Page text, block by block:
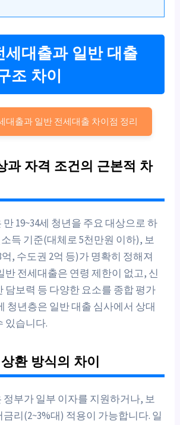
세대출과 일반 대출
조 차이
대출과 일반 전세대출 차이점 정리
과 자격 조건의 근본적 차
19~34세 청년을 주요 대상으로 하
득 기준(대체로 5천만원 이하), 보
, 수도권 2억 등)가 명확히 정해져
반 전세대출은 연령 제한이 없고, 신
담보력 등 다양한 요소를 종합 평가
청년층은 일반 대출 심사에서 상대
있습니다.
환 방식의 차이
부가 일부 이자를 지원하거나, 보
리(2~3%대) 적용이 가능합니다. 일